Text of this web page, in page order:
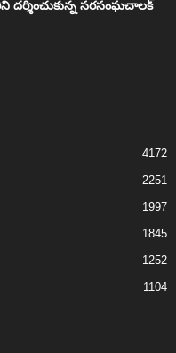
సరసంఘచాలక్
4172
2251
1997
1845
1252
1104